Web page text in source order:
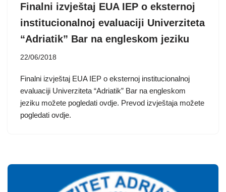
Finalni izvještaj EUA IEP o eksternoj
institucionalnoj evaluaciji Univerziteta
“Adriatik” Bar na engleskom jeziku
22/06/2018
Finalni izvještaj EUA IEP o eksternoj institucionalnoj
evaluaciji Univerziteta “Adriatik” Bar na engleskom
jeziku možete pogledati ovdje. Prevod izvještaja možete
pogledati ovdje.